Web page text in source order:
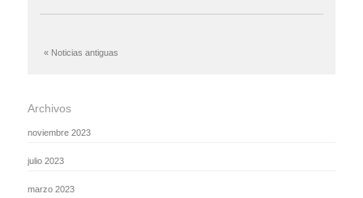
« Noticias antiguas
Archivos
noviembre 2023
julio 2023
marzo 2023